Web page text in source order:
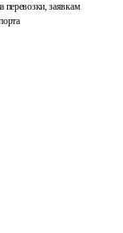
перевозки, заявкам